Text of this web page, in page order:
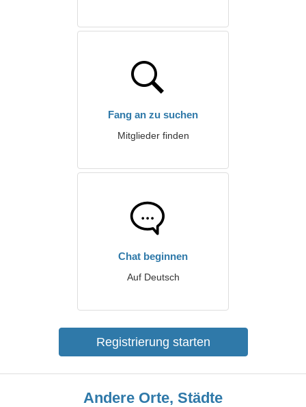
Fang an zu suchen
Mitglieder finden
Chat beginnen
Auf Deutsch
Registrierung starten
Andere Orte, Städte